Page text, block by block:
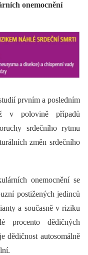
onemocnění
prvním a posledním
v polovině případů
srdečního rytmu
změn srdečního
onemocnění se
postižených jedinců
a současně v riziku
procento dědičných
dědičnost autosomálně